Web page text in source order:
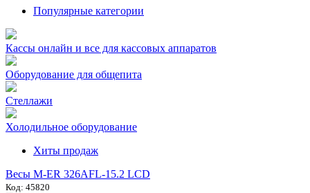
Популярные категории
Кассы онлайн и все для кассовых аппаратов
Оборудование для общепита
Стеллажи
Холодильное оборудование
Хиты продаж
Весы M-ER 326AFL-15.2 LCD
Код: 45820